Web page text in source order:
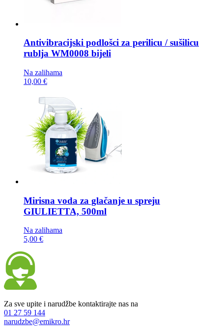
Antivibracijski podlošci za perilicu / sušilicu
rublja WM0008 bijeli
Na zalihama
10,00 €
Mirisna voda za glačanje u spreju
GIULIETTA, 500ml
Na zalihama
5,00 €
Za sve upite i narudžbe kontaktirajte nas na
01 27 59 144
narudzbe@emikro.hr